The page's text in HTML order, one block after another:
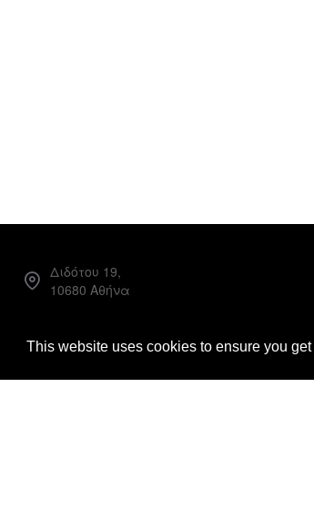
This website uses cookies to ensure you
Διδότου 19,
10680 Αθήνα